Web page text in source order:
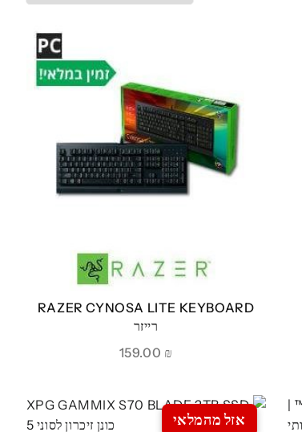
RAZER CYNOSA LITE KEYBOARD
רייזר
₪
אזל מהמלאי